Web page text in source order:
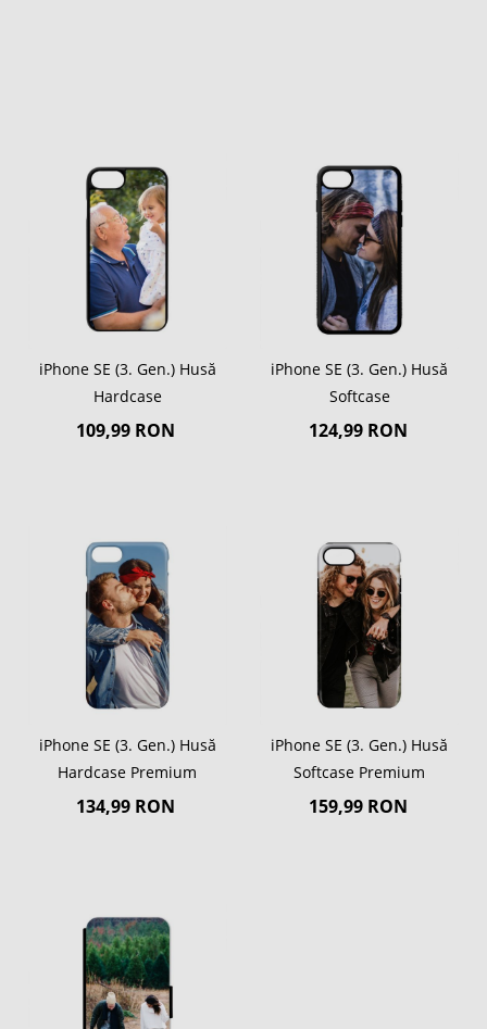
iPhone SE (3. Gen.) Husă
Hardcase
109,99 RON
iPhone SE (3. Gen.) Husă
Softcase
124,99 RON
iPhone SE (3. Gen.) Husă
Hardcase Premium
134,99 RON
iPhone SE (3. Gen.) Husă
Softcase Premium
159,99 RON